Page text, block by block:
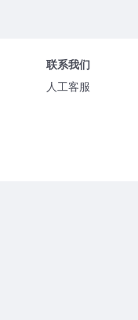
联系我们
人工客服